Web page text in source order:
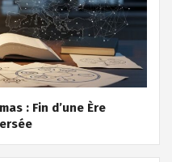
: Fin d’une Ère